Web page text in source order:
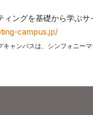
ィングを基礎から学ぶサ
campus.jp/
キャンパスは、シンフォニー